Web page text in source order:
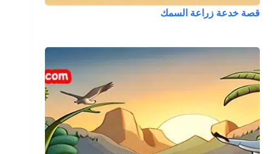
قصة خدعة زراعة السمك